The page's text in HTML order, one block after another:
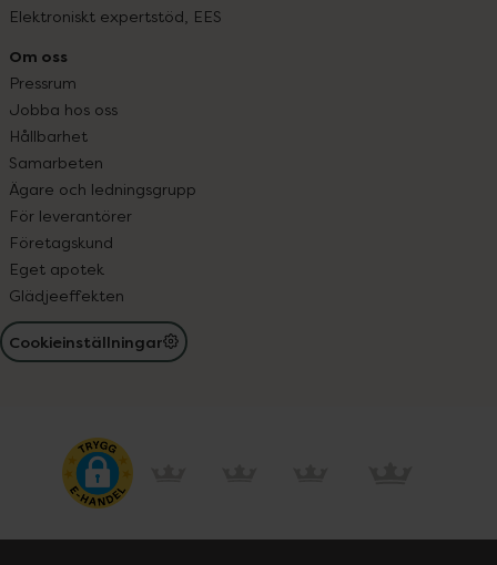
Elektroniskt expertstöd, EES
Om oss
Pressrum
Jobba hos oss
Hållbarhet
Samarbeten
Ägare och ledningsgrupp
För leverantörer
Företagskund
Eget apotek
Glädjeeffekten
Cookieinställningar